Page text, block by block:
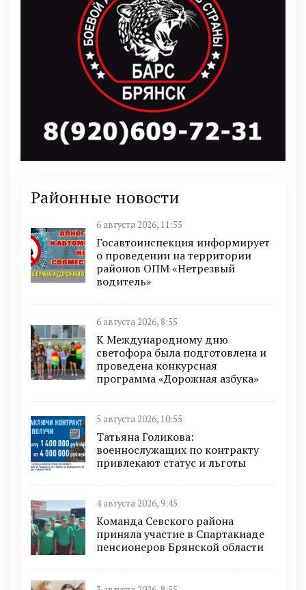
Районные новости
6 августа 2026, 11:55
Госавтоинспекция информирует
о проведении на территории
районов ОПМ «Нетрезвый
водитель»
6 августа 2026, 8:55
К Международному дню
светофора была подготовлена и
проведена конкурсная
программа «Дорожная азбука»
5 августа 2026, 10:55
Татьяна Голикова:
военнослужащих по контракту
привлекают статус и льготы
4 августа 2026, 9:45
Команда Севского района
приняла участие в Спартакиаде
пенсионеров Брянской области